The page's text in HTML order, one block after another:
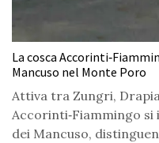
La cosca
Mancuso nel Monte Poro
Attiva tra Zungri,
Accorinti‑Fiammingo
dei Mancuso,